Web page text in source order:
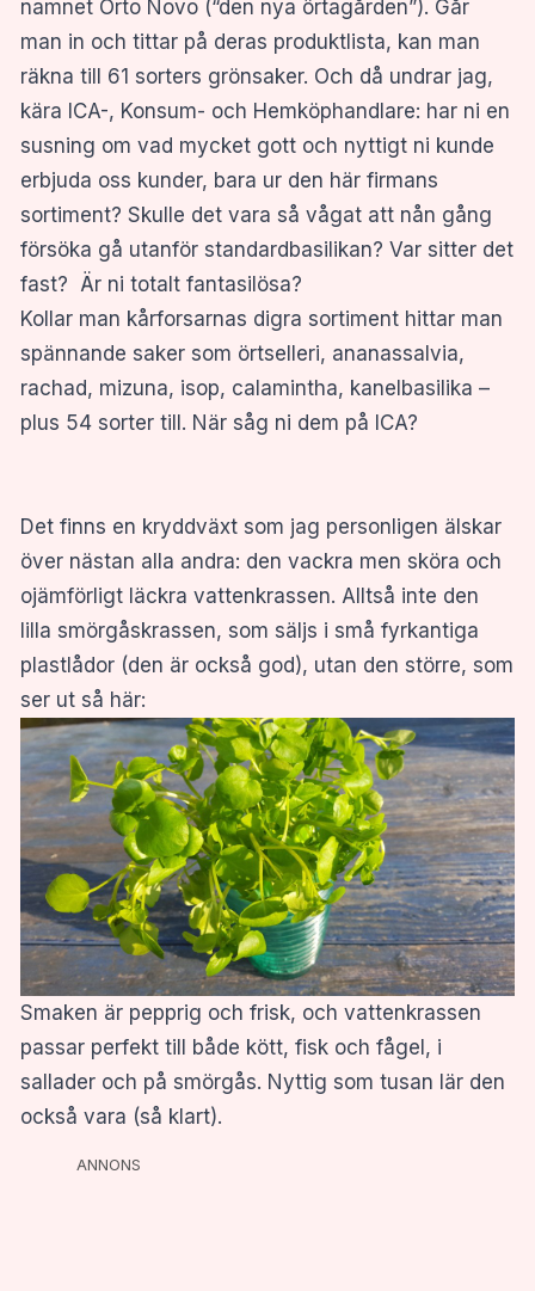
namnet Orto Novo (“den nya örtagården”). Går
man in och tittar på deras produktlista, kan man
räkna till 61 sorters grönsaker. Och då undrar jag,
kära ICA-, Konsum- och Hemköphandlare: har ni en
susning om vad mycket gott och nyttigt ni kunde
erbjuda oss kunder, bara ur den här firmans
sortiment? Skulle det vara så vågat att nån gång
försöka gå utanför standardbasilikan? Var sitter det
fast? Är ni totalt fantasilösa?
Kollar man kårforsarnas digra sortiment hittar man
spännande saker som örtselleri, ananassalvia,
rachad, mizuna, isop, calamintha, kanelbasilika –
plus 54 sorter till. När såg ni dem på ICA?
Det finns en kryddväxt som jag personligen älskar
över nästan alla andra: den vackra men sköra och
ojämförligt läckra vattenkrassen. Alltså inte den
lilla smörgåskrassen, som säljs i små fyrkantiga
plastlådor (den är också god), utan den större, som
ser ut så här:
Smaken är pepprig och frisk, och vattenkrassen
passar perfekt till både kött, fisk och fågel, i
sallader och på smörgås. Nyttig som tusan lär den
också vara (så klart).
ANNONS